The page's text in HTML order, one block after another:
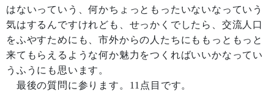
はないっていう、何かちょっともったいないなっていう
気はするんですけれども、せっかくでしたら、交流人口
をふやすためにも、市外からの人たちにももっともっと
来てもらえるような何か魅力をつくればいいかなってい
うふうにも思います。
最後の質問に参ります。11点目です。